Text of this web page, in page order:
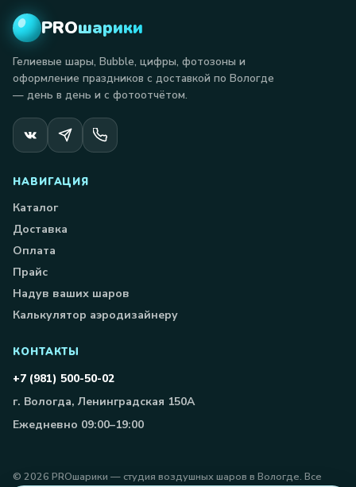
PROшарики
Гелиевые шары, Bubble, цифры, фотозоны и
оформление праздников с доставкой по Вологде
— день в день и с фотоотчётом.
НАВИГАЦИЯ
Каталог
Доставка
Оплата
Прайс
Надув ваших шаров
Калькулятор аэродизайнеру
КОНТАКТЫ
+7 (981) 500-50-02
г. Вологда, Ленинградская 150А
Ежедневно 09:00–19:00
© 2026 PROшарики — студия воздушных шаров в Вологде. Все